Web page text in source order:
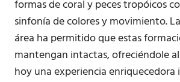
formas de coral y peces tropóicos
sinfonía de colores y movimiento.
área ha permitido que estas
mantengan intactas, ofreciéndole
hoy una experiencia enriquecedora